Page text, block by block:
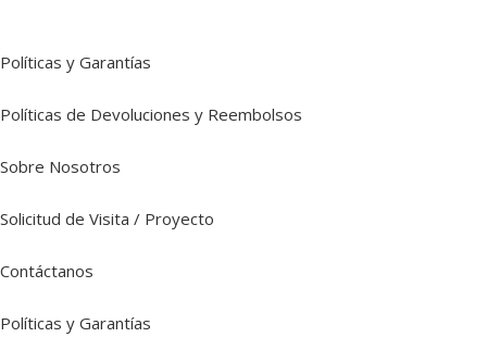
Políticas y Garantías
Políticas de Devoluciones y Reembolsos
Sobre Nosotros
Solicitud de Visita / Proyecto
Contáctanos
Políticas y Garantías